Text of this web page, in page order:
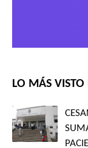
LO MÁS VISTO